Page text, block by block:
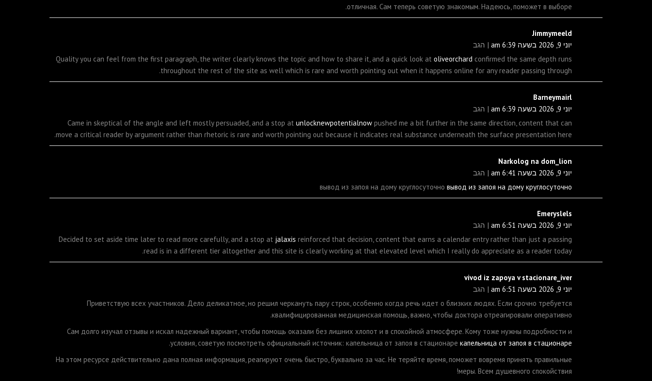
отличная. Сам теперь советую знакомым. Надеюсь, поможет в выборе.
Jimmymeeld
יוני 9, 2026 בשעה 6:39 am
הגב
Quality you can feel from the first paragraph, the writer clearly knows the topic and how to share it, and a quick look at oliveorchard confirmed the same depth runs
throughout the rest of the site as well which is rare and worth pointing out when it happens online for any reader passing through.
Barneymairl
יוני 9, 2026 בשעה 6:39 am
הגב
Came in skeptical of the angle and left mostly persuaded, and a stop at unlocknewpotentialnow pushed me a bit further in the same direction, content that can
move a critical reader by argument rather than rhetoric is rare and worth pointing out because it indicates real substance underneath the surface presentation here.
Narkolog na dom_lion
יוני 9, 2026 בשעה 6:41 am
הגב
вывод из запоя на дому круглосуточно вывод из запоя на дому круглосуточно
Emeryslels
יוני 9, 2026 בשעה 6:51 am
הגב
Decided to set aside time later to read more carefully, and a stop at jalaxis reinforced that decision, content that earns a calendar entry rather than just a passing
read is in a different tier altogether and this site is clearly working at that elevated level which I really do appreciate as a reader today.
vivod iz zapoya v stacionare_iver
יוני 9, 2026 בשעה 6:51 am
הגב
Приветствую всех участников. Дело деликатное, но решил черкануть пару строк, особенно когда речь идет о близких людях. Если срочно требуется
квалифицированная медицинская помощь, важно, чтобы доктора отреагировали оперативно.
Сам долго изучал отзывы и искал надежный вариант, чтобы помощь оказали без лишних хлопот и в спокойной атмосфере. Кому тоже нужны подробности и
условия, советую посмотреть официальный источник: капельница от запоя в стационаре капельница от запоя в стационаре
.
На этом ресурсе действительно дана полная информация, реагируют очень быстро, буквально за час. Не теряйте время, поможет вовремя принять правильные
меры. Всем душевного спокойствия!